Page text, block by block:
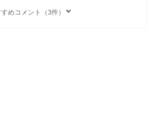
めコメント（3件）